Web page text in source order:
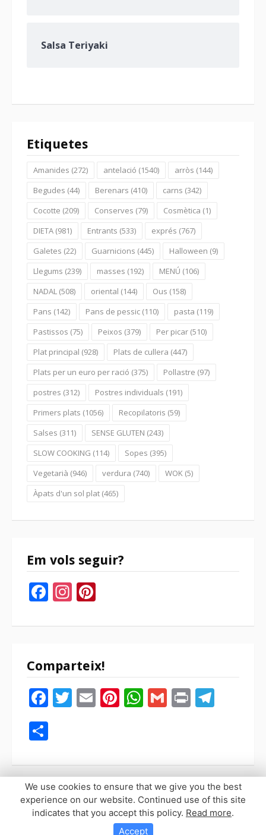
Salsa Teriyaki
Etiquetes
Amanides (272) antelació (1540) arròs (144)
Begudes (44) Berenars (410) carns (342)
Cocotte (209) Conserves (79) Cosmètica (1)
DIETA (981) Entrants (533) exprés (767)
Galetes (22) Guarnicions (445) Halloween (9)
Llegums (239) masses (192) MENÚ (106)
NADAL (508) oriental (144) Ous (158)
Pans (142) Pans de pessic (110) pasta (119)
Pastissos (75) Peixos (379) Per picar (510)
Plat principal (928) Plats de cullera (447)
Plats per un euro per ració (375) Pollastre (97)
postres (312) Postres individuals (191)
Primers plats (1056) Recopilatoris (59)
Salses (311) SENSE GLUTEN (243)
SLOW COOKING (114) Sopes (395)
Vegetarià (946) verdura (740) WOK (5)
Àpats d'un sol plat (465)
Em vols seguir?
Facebook
Instagram
Comparteix!
Facebook
Twitter
EmailPinterest
WhatsApp
Gmail
Print
Copyright © 2026 Sopaypilla. Todos los derechos reservados.
Tema Fooding por
We use cookies to ensure that we give you the best
experience on our website. Continued use of this site
indicates that you accept this policy. Read more.
Accept